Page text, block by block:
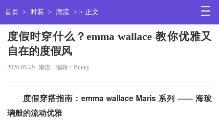
首页 > 时装 > 潮流 > > 正文
度假时穿什么？emma wallace 教你优雅又
自在的度假风
2026-05-29 潮流 编辑：Bunny
度假穿搭指南：emma wallace Maris 系列 —— 海玻
璃般的流动优雅